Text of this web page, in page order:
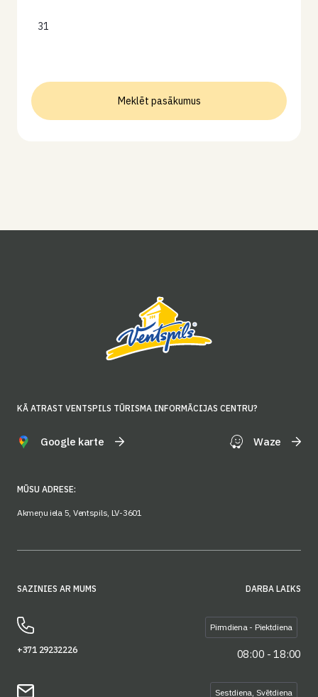
31
Meklēt pasākumus
KĀ ATRAST VENTSPILS TŪRISMA INFORMĀCIJAS CENTRU?
Google karte Waze
MŪSU ADRESE:
Akmeņu iela 5, Ventspils, LV-3601
SAZINIES AR MUMS
+371 29232226
DARBA LAIKS
Pirmdiena - Piektdiena
08:00 - 18:00
Sestdiena, Svētdiena